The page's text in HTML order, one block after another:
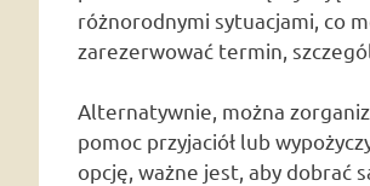
różnorodnymi sytuacjami, co
zarezerwować termin,
Alternatywnie, można
pomoc przyjaciół lub
opcję, ważne jest, aby dobrać